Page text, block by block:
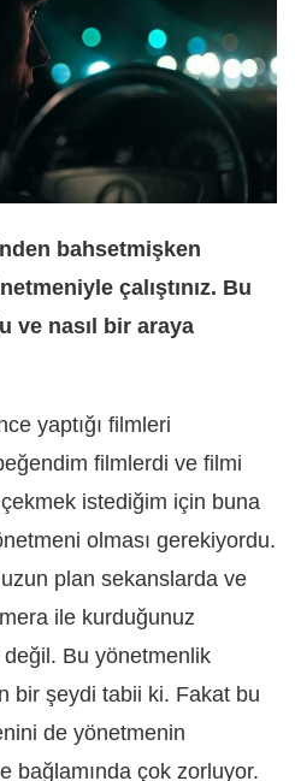
bahsetmişken
çalıştınız. Bu
ve nasıl bir araya
yaptığı filmleri
filmlerdi ve filmi
istediğim için buna
olması gerekiyordu.
plan sekanslarda ve
ile kurduğunuz
Bu yönetmenlik
bir şeydi tabii ki. Fakat bu
de yönetmenin
bağlamında çok zorluyor.